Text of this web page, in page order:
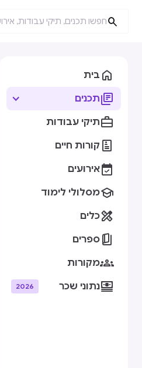

 בית
תכנים
תיקי עבודות
 קורות חיים
אירועים
מסלולי לימוד
כלים
 ספרים
מקורות
נתוני שכר 2026